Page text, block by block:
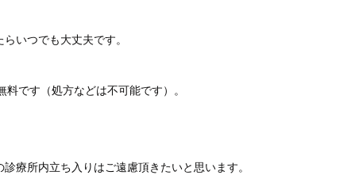
いつでも大丈夫です。
です（処方などは不可能です）。
療所内立ち入りはご遠慮頂きたいと思います。